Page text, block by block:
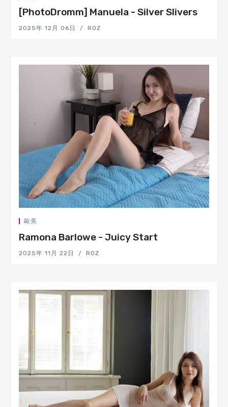
[PhotoDromm] Manuela - Silver Slivers
2025年 12月 06日 ROZ
歐美
Ramona Barlowe - Juicy Start
2025年 11月 22日 ROZ